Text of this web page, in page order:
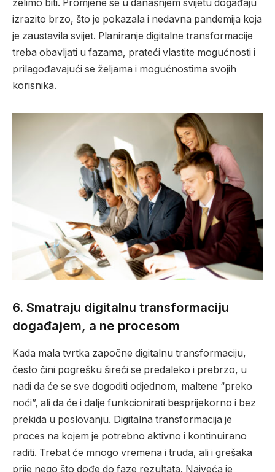
želimo biti. Promjene se u današnjem svijetu događaju
izrazito brzo, što je pokazala i nedavna pandemija koja
je zaustavila svijet. Planiranje digitalne transformacije
treba obavljati u fazama, prateći vlastite mogućnosti i
prilagođavajući se željama i mogućnostima svojih
korisnika.
6. Smatraju digitalnu transformaciju
događajem, a ne procesom
Kada mala tvrtka započne digitalnu transformaciju,
često čini pogrešku šireći se predaleko i prebrzo, u
nadi da će se sve dogoditi odjednom, maltene “preko
noći”, ali da će i dalje funkcionirati besprijekorno i bez
prekida u poslovanju. Digitalna transformacija je
proces na kojem je potrebno aktivno i kontinuirano
raditi. Trebat će mnogo vremena i truda, ali i grešaka
prije nego što dođe do faze rezultata. Najveća je